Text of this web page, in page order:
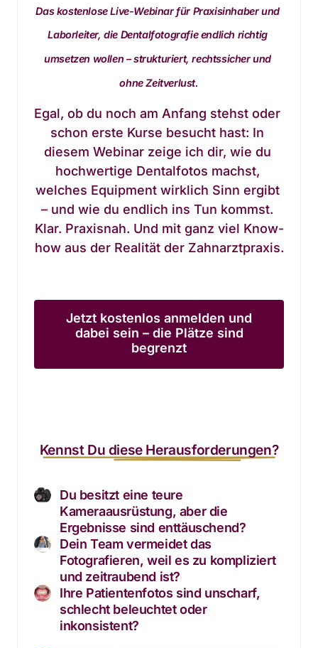
Das kostenlose Live-Webinar für Praxisinhaber und
Laborleiter, die Dentalfotografie endlich richtig
umsetzen wollen – strukturiert, rechtssicher und
ohne Zeitverlust.
Egal, ob du noch am Anfang stehst oder
schon erste Kurse besucht hast: In
diesem Webinar zeige ich dir, wie du
hochwertige Dentalfotos machst,
welches Equipment wirklich Sinn ergibt
– und wie du endlich ins Tun kommst.
Klar. Praxisnah. Und mit ganz viel Know-
how aus der Realität der Zahnarztpraxis.
Jetzt kostenlos anmelden und
dabei sein – die Plätze sind
begrenzt
Kennst Du diese Herausforderungen?
Du besitzt eine teure
Kameraausrüstung, aber die
Ergebnisse sind enttäuschend?
Dein Team vermeidet das
Fotografieren, weil es zu kompliziert
und zeitraubend ist?
Ihre Patientenfotos sind unscharf,
schlecht beleuchtet oder
inkonsistent?